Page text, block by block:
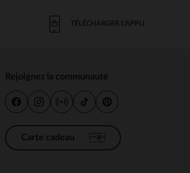
TÉLÉCHARGER L'APPLI
Rejoignez la communauté
Carte cadeau